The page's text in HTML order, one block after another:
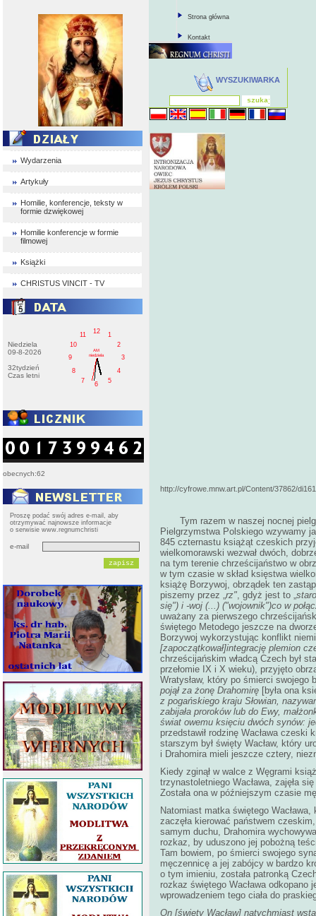
Wydarzenia
Artykuły
Homilie, konferencje, teksty w
formie dzwiękowej
Homilie konferencje w formie
filmowej
Książki
CHRISTUS VINCIT - TV
Niedziela
09-8-2026
32tydzień
Czas letni
1
2
3
4
5
6
7
8
9
10
11
12
AM
niedziela
obecnych:62
Proszę podać swój adres e-mail, aby
otrzymywać najnowsze informacje
o serwisie www.regnumchristi
e-mail
Strona główna
Kontakt
WYSZUKIWARKA
http://cyfrowe.mnw.art.pl/Content/37862/
Tym razem w naszej nocnej
Pielgrzymstwa Polskiego wzywamy
845 czternastu książąt czeskich
wielkomorawski wezwał dwóch,
na tym terenie chrześcijaństwo w
w tym czasie w skład księstwa
książę Borzywoj, obrządek ten
piszemy przez „rz", gdyż jest to „
się") i -woj (...) ("wojownik")co w
uważany za pierwszego
świętego Metodego jeszcze na
Borzywoj wykorzystując konflikt
[zapoczątkował]integrację plemion
chrześcijańskim władcą Czech był
przełomie IX i X wieku), przyjęto
Wratysław, który po śmierci swojego
pojął za żonę Drahomirę [była ona
z pogańskiego kraju Słowian,
zabijała proroków lub do Ewy,
świat owemu księciu dwóch synów:
przedstawił rodzinę Wacława
starszym był święty Wacław, który
i Drahomira mieli jeszcze cztery,
Kiedy zginął w walce z Węgrami
trzynastoletniego Wacława, zajęła
Została ona w późniejszym czasie
Natomiast matka świętego
zaczęła kierować państwem
samym duchu, Drahomira
rozkaz, by uduszono jej pobożną
Tam bowiem, po śmierci swojego
męczennicę a jej zabójcy w bardzo
o tym imieniu, została patronką
rozkaz świętego Wacława
wprowadzeniem tego ciała do
On [święty Wacław] natychmiast